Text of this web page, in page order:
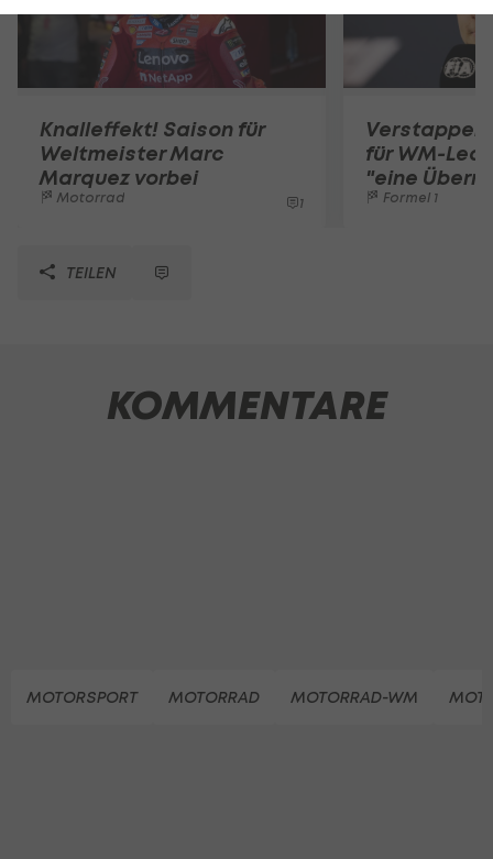
Knalleffekt! Saison für
Weltmeister Marc
Marquez vorbei
Motorrad 1
für WM-
"eine
Formel 1
TEILEN
KOMMENTARE
MOTORSPORT MOTORRAD MOTORRAD-WM